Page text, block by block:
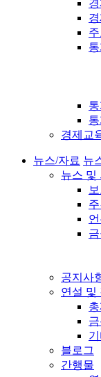
경제교
뉴스/자료 뉴
뉴스 및
공지사
연설 및
블로그
간행물